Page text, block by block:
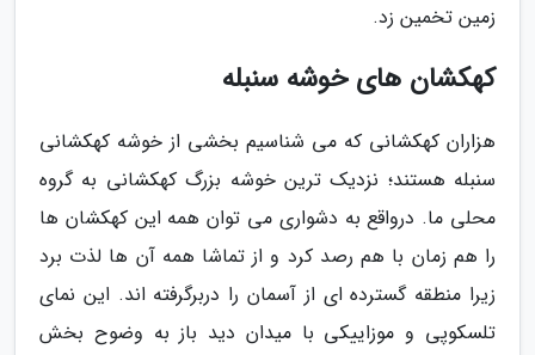
زمین تخمین زد.
کهکشان های خوشه سنبله
هزاران کهکشانی که می شناسیم بخشی از خوشه کهکشانی
سنبله هستند؛ نزدیک ترین خوشه بزرگ کهکشانی به گروه
محلی ما. درواقع به دشواری می توان همه این کهکشان ها
را هم زمان با هم رصد کرد و از تماشا همه آن ها لذت برد
زیرا منطقه گسترده ای از آسمان را دربرگرفته اند. این نمای
تلسکوپی و موزاییکی با میدان دید باز به وضوح بخش